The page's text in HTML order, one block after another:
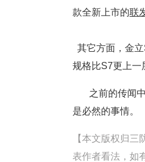
款全新上市的联
其它方面，金
规格比S7更上一
之前的传闻
是必然的事情。
【本文版权归
表作者看法，如